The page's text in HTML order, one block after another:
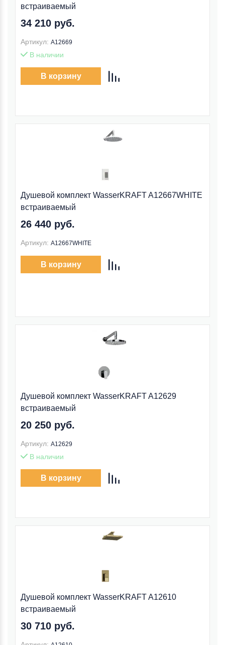
встраиваемый
34 210 руб.
Артикул: A12669
В наличии
В корзину
Душевой комплект WasserKRAFT A12667WHITE
встраиваемый
26 440 руб.
Артикул: A12667WHITE
В корзину
Душевой комплект WasserKRAFT A12629
встраиваемый
20 250 руб.
Артикул: A12629
В наличии
В корзину
Душевой комплект WasserKRAFT A12610
встраиваемый
30 710 руб.